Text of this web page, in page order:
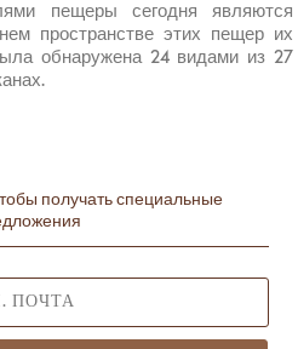
пещеры сегодня являются
пространстве этих пещер их
обнаружена 24 видами из 27
получать специальные